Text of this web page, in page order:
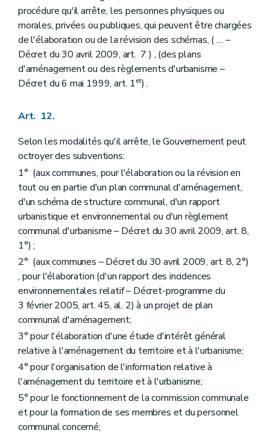
Art. 257/6
Chapitre II Du réseau des principales infrastructures de transport d'énergies au sens de l'article 23, alinéa 2.
Art. 259/3
Chapitre III De l'exécution de l'article 34, alinéa 2
Art. 260
Art. 261
Chapitre IV De la liste des actes et travaux de minime importance
Section première
Section 3 Des actes et travaux d'impact limité au sens de l'article
127, §4, alinéa 2, 1°
Art. 264
Section 4 Des actes et travaux dispensés du concours d'un architecte
Art. 265
Chapitre IVbis
Des arbres et des haies remarquables
Art. 266
Art. 267
Art. 268
Chapitre IVter
De la liste des modifications d'utilisation de bâtiments subordonnées à permis
Art. 271
Chapitre IVquater
(De la liste des actes et travaux visés à l'article 140 - AGW du 14 novembre 2007, art. 1
Art. 271bis
Chapitre V Des fonctionnaires délégués pour l'application des articles 42, 43, 45, 48 et 50 à 55 (lire articles 84, 89, 99, 107 à 109, 115, 116, 118 et 127)
Art. 272
Art. 273
Chapitre VI
De la liste des personnes de droit public et des actes et travaux d'utilité publique pour laquelle les permis d'urbanisme et de lotir sont délivrés par le Gouvernement ou le fonctionnaire délégué (... – AGW du 17 juillet 2003, art. 2, §1
Art. 274
Art. 274bis
Art. 275 et 276
Chapitre VIbis
(Des conditions dans lesquelles une personne physique ou morale, privée ou publique, ou une association de personnes physiques peut être chargée de l'élaboration ou de la révision des schémas, des plans d'aménagement (... – AGW du 30 juin 2009, art. 5, al. 1
Art. 279
Art. 280
procédure qu'il arrête, les personnes physiques ou
morales, privées ou publiques, qui peuvent être chargées
de l'élaboration ou de la révision des schémas, (...–
Décret du 30 avril 2009, art. 7 ) , (des plans
d'aménagement ou des règlements d'urbanisme –
Décret du 6 mai 1999, art. 1er) .
Art. 12.
Selon les modalités qu'il arrête, le Gouvernement peut
octroyer des subventions:
1° (aux communes, pour l'élaboration ou la révision en
tout ou en partie d'un plan communal d'aménagement,
d'un schéma de structure communal, d'un rapport
urbanistique et environnemental ou d'un règlement
communal d'urbanisme – Décret du 30 avril 2009, art. 8,
1°) ;
2° (aux communes – Décret du 30 avril 2009, art. 8, 2°)
, pour l'élaboration (d'un rapport des incidences
environnementales relatif – Décret-programme du
3 février 2005, art. 45, al. 2) à un projet de plan
communal d'aménagement;
3° pour l'élaboration d'une étude d'intérêt général
relative à l'aménagement du territoire et à l'urbanisme;
4° pour l'organisation de l'information relative à
l'aménagement du territoire et à l'urbanisme;
5° pour le fonctionnement de la commission communale
et pour la formation de ses membres et du personnel
communal concerné;